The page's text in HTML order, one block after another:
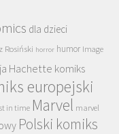
dla dzieci
Rosiński horror humor Image
Hachette komiks
europejski
in time Marvel marvel
Polski komiks